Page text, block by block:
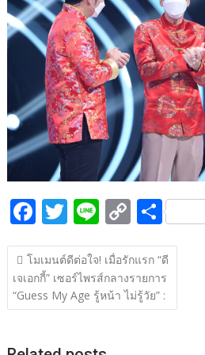
o
o
k
Li
n
k
F
ac
e
b
o
T
w
itt
er
Li
n
e
C
o
p
y
Li
S
h
ar
e
แนะแนว
เรื่อง
โมเมนต์ดีต่อใจ! เมื่อรักแรก “ดี
เจเอกกี้” เซอร์ไพรส์กลางรายการ
“Guess My Age รู้หน้า ไม่รู้วัย” :